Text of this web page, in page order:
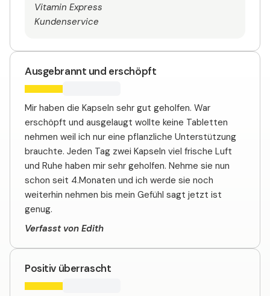
Vitamin Express
Kundenservice
Ausgebrannt und erschöpft
Mir haben die Kapseln sehr gut geholfen. War
erschöpft und ausgelaugt wollte keine Tabletten
nehmen weil ich nur eine pflanzliche Unterstützung
brauchte. Jeden Tag zwei Kapseln viel frische Luft
und Ruhe haben mir sehr geholfen. Nehme sie nun
schon seit 4.Monaten und ich werde sie noch
weiterhin nehmen bis mein Gefühl sagt jetzt ist
genug.
Verfasst von Edith
Positiv überrascht